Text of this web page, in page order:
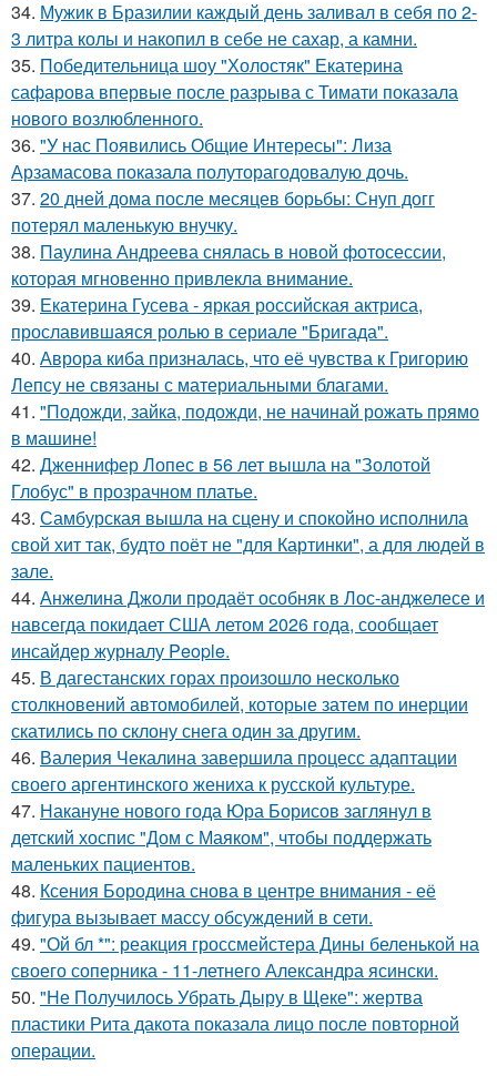
34. Мужик в Бразилии каждый день заливал в себя по 2-
3 литра колы и накопил в себе не сахар, а камни.
35. Победительница шоу "Холостяк" Екатерина
сафарова впервые после разрыва с Тимати показала
нового возлюбленного.
36. "У нас Появились Общие Интересы": Лиза
Арзамасова показала полуторагодовалую дочь.
37. 20 дней дома после месяцев борьбы: Снуп догг
потерял маленькую внучку.
38. Паулина Андреева снялась в новой фотосессии,
которая мгновенно привлекла внимание.
39. Екатерина Гусева - яркая российская актриса,
прославившаяся ролью в сериале "Бригада".
40. Аврора киба призналась, что её чувства к Григорию
Лепсу не связаны с материальными благами.
41. "Подожди, зайка, подожди, не начинай рожать прямо
в машине!
42. Дженнифер Лопес в 56 лет вышла на "Золотой
Глобус" в прозрачном платье.
43. Самбурская вышла на сцену и спокойно исполнила
свой хит так, будто поёт не "для Картинки", а для людей в
зале.
44. Анжелина Джоли продаёт особняк в Лос-анджелесе и
навсегда покидает США летом 2026 года, сообщает
инсайдер журналу People.
45. В дагестанских горах произошло несколько
столкновений автомобилей, которые затем по инерции
скатились по склону снега один за другим.
46. Валерия Чекалина завершила процесс адаптации
своего аргентинского жениха к русской культуре.
47. Накануне нового года Юра Борисов заглянул в
детский хоспис "Дом с Маяком", чтобы поддержать
маленьких пациентов.
48. Ксения Бородина снова в центре внимания - её
фигура вызывает массу обсуждений в сети.
49. "Ой бл *": реакция гроссмейстера Дины беленькой на
своего соперника - 11-летнего Александра ясински.
50. "Не Получилось Убрать Дыру в Щеке": жертва
пластики Рита дакота показала лицо после повторной
операции.